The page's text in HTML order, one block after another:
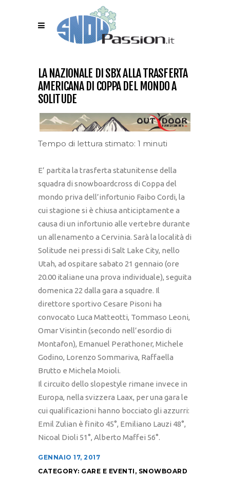
LA NAZIONALE DI SBX ALLA TRASFERTA
AMERICANA DI COPPA DEL MONDO A
SOLITUDE
Tempo di lettura stimato: 1 minuti
E’ partita la trasferta statunitense della
squadra di snowboardcross di Coppa del
mondo priva dell’infortunio Faibo Cordi, la
cui stagione si è chiusa anticiptamente a
causa di un infortunio alle vertebre durante
un allenamento a Cervinia. Sarà la località di
Solitude nei pressi di Salt Lake City, nello
Utah, ad ospitare sabato 21 gennaio (ore
20.00 italiane una prova individuale), seguita
domenica 22 dalla gara a squadre. Il
direttore sportivo Cesare Pisoni ha
convocato Luca Matteotti, Tommaso Leoni,
Omar Visintin (secondo nell’esordio di
Montafon), Emanuel Perathoner, Michele
Godino, Lorenzo Sommariva, Raffaella
Brutto e Michela Moioli.
Il circuito dello slopestyle rimane invece in
Europa, nella svizzera Laax, per una gara le
cui qualificazioni hanno bocciato gli azzurri:
Emil Zulian è finito 45°, Emiliano Lauzi 48°,
Nicoal Dioli 51°, Alberto Maffei 56°.
GENNAIO 17, 2017
CATEGORY: GARE E EVENTI , SNOWBOARD